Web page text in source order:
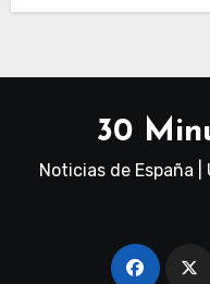
30
Noticias de España |